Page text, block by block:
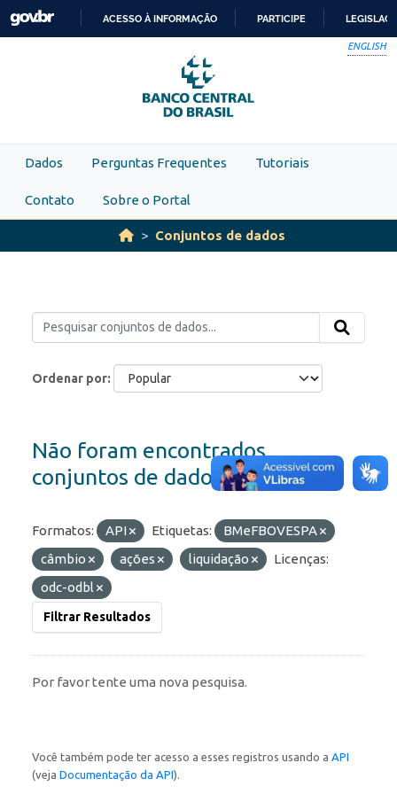
Skip to main content
PARA
O
CONTEÚDO
ACESSO À INFORMAÇÃO PARTICIPE
ENGLISH
Dados Perguntas Frequentes Tutoriais
Contato Sobre o Portal
Conjuntos de dados
Ordenar por
Não foram encontrados
conjuntos de dados
Formatos: API Etiquetas:
BMeFBOVESPA
câmbio
ações liquidação
Licenças:
odc-odbl
Filtrar Resultados
Por favor tente uma nova pesquisa.
Você também pode ter acesso a esses registros usando a API
(veja Documentação da API).